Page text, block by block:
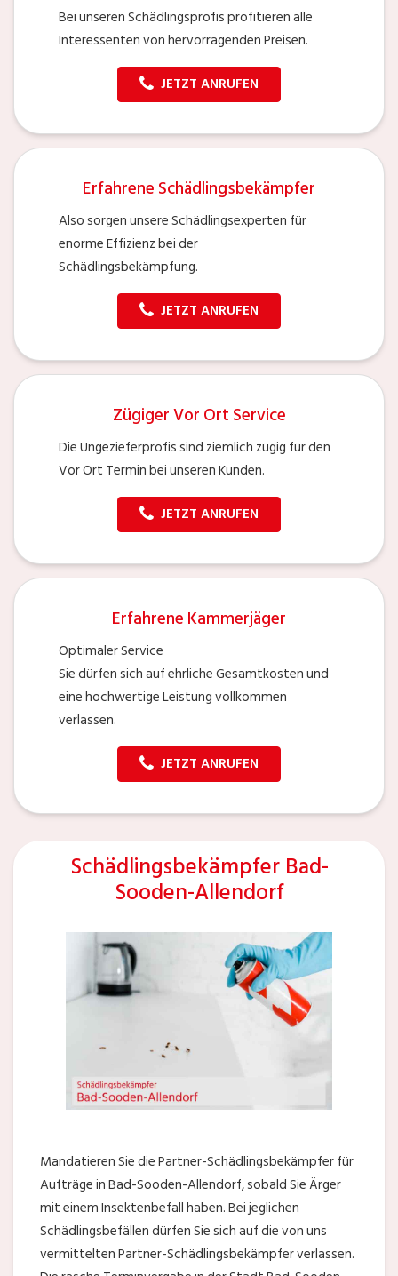
Bei unseren Schädlingsprofis profitieren alle
Interessenten von hervorragenden Preisen.
JETZT ANRUFEN
Erfahrene Schädlingsbekämpfer
Also sorgen unsere Schädlingsexperten für
enorme Effizienz bei der
Schädlingsbekämpfung.
JETZT ANRUFEN
Zügiger Vor Ort Service
Die Ungezieferprofis sind ziemlich zügig für den
Vor Ort Termin bei unseren Kunden.
JETZT ANRUFEN
Erfahrene Kammerjäger
Optimaler Service
Sie dürfen sich auf ehrliche Gesamtkosten und
eine hochwertige Leistung vollkommen
verlassen.
JETZT ANRUFEN
Schädlingsbekämpfer Bad-
Sooden-Allendorf
Mandatieren Sie die Partner-Schädlingsbekämpfer für
Aufträge in Bad-Sooden-Allendorf, sobald Sie Ärger
mit einem Insektenbefall haben. Bei jeglichen
Schädlingsbefällen dürfen Sie sich auf die von uns
vermittelten Partner-Schädlingsbekämpfer verlassen.